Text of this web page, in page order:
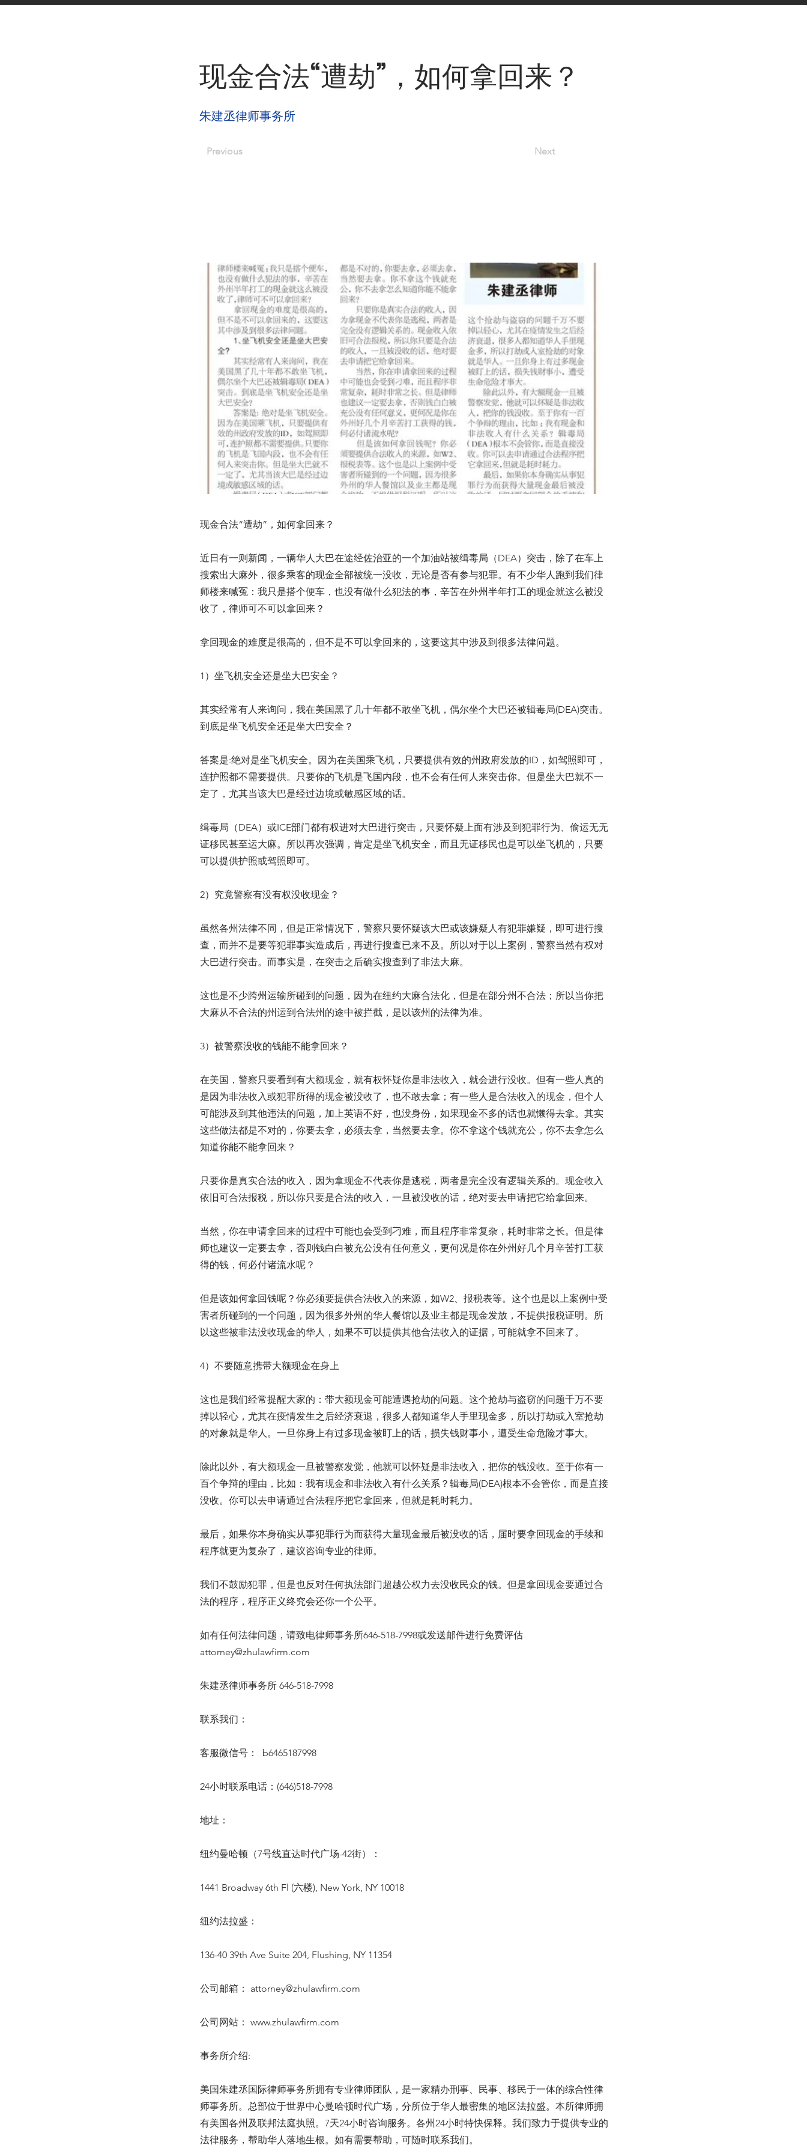
现金合法“遭劫”，如何拿回来？
朱建丞律师事务所
Previous Next
现金合法“遭劫”，如何拿回来？
近日有一则新闻，一辆华人大巴在途经佐治亚的一个加油站被缉毒局（DEA）突击，除了在车上
搜索出大麻外，很多乘客的现金全部被统一没收，无论是否有参与犯罪。有不少华人跑到我们律
师楼来喊冤：我只是搭个便车，也没有做什么犯法的事，辛苦在外州半年打工的现金就这么被没
收了，律师可不可以拿回来？
拿回现金的难度是很高的，但不是不可以拿回来的，这要这其中涉及到很多法律问题。
1）坐飞机安全还是坐大巴安全？
其实经常有人来询问，我在美国黑了几十年都不敢坐飞机，偶尔坐个大巴还被辑毒局(DEA)突击。
到底是坐飞机安全还是坐大巴安全？
答案是:绝对是坐飞机安全。因为在美国乘飞机，只要提供有效的州政府发放的ID，如驾照即可，
连护照都不需要提供。只要你的飞机是飞国内段，也不会有任何人来突击你。但是坐大巴就不一
定了，尤其当该大巴是经过边境或敏感区域的话。
缉毒局（DEA）或ICE部门都有权进对大巴进行突击，只要怀疑上面有涉及到犯罪行为、偷运无无
证移民甚至运大麻。所以再次强调，肯定是坐飞机安全，而且无证移民也是可以坐飞机的，只要
可以提供护照或驾照即可。
2）究竟警察有没有权没收现金？
虽然各州法律不同，但是正常情况下，警察只要怀疑该大巴或该嫌疑人有犯罪嫌疑，即可进行搜
查，而并不是要等犯罪事实造成后，再进行搜查已来不及。所以对于以上案例，警察当然有权对
大巴进行突击。而事实是，在突击之后确实搜查到了非法大麻。
这也是不少跨州运输所碰到的问题，因为在纽约大麻合法化，但是在部分州不合法；所以当你把
大麻从不合法的州运到合法州的途中被拦截，是以该州的法律为准。
3）被警察没收的钱能不能拿回来？
在美国，警察只要看到有大额现金，就有权怀疑你是非法收入，就会进行没收。但有一些人真的
是因为非法收入或犯罪所得的现金被没收了，也不敢去拿；有一些人是合法收入的现金，但个人
可能涉及到其他违法的问题，加上英语不好，也没身份，如果现金不多的话也就懒得去拿。其实
这些做法都是不对的，你要去拿，必须去拿，当然要去拿。你不拿这个钱就充公，你不去拿怎么
知道你能不能拿回来？
只要你是真实合法的收入，因为拿现金不代表你是逃税，两者是完全没有逻辑关系的。现金收入
依旧可合法报税，所以你只要是合法的收入，一旦被没收的话，绝对要去申请把它给拿回来。
当然，你在申请拿回来的过程中可能也会受到刁难，而且程序非常复杂，耗时非常之长。但是律
师也建议一定要去拿，否则钱白白被充公没有任何意义，更何况是你在外州好几个月辛苦打工获
得的钱，何必付诸流水呢？
但是该如何拿回钱呢？你必须要提供合法收入的来源，如W2、报税表等。这个也是以上案例中受
害者所碰到的一个问题，因为很多外州的华人餐馆以及业主都是现金发放，不提供报税证明。所
以这些被非法没收现金的华人，如果不可以提供其他合法收入的证据，可能就拿不回来了。
4）不要随意携带大额现金在身上
这也是我们经常提醒大家的：带大额现金可能遭遇抢劫的问题。这个抢劫与盗窃的问题千万不要
掉以轻心，尤其在疫情发生之后经济衰退，很多人都知道华人手里现金多，所以打劫或入室抢劫
的对象就是华人。一旦你身上有过多现金被盯上的话，损失钱财事小，遭受生命危险才事大。
除此以外，有大额现金一旦被警察发觉，他就可以怀疑是非法收入，把你的钱没收。至于你有一
百个争辩的理由，比如：我有现金和非法收入有什么关系？辑毒局(DEA)根本不会管你，而是直接
没收。你可以去申请通过合法程序把它拿回来，但就是耗时耗力。
最后，如果你本身确实从事犯罪行为而获得大量现金最后被没收的话，届时要拿回现金的手续和
程序就更为复杂了，建议咨询专业的律师。
我们不鼓励犯罪，但是也反对任何执法部门超越公权力去没收民众的钱。但是拿回现金要通过合
法的程序，程序正义终究会还你一个公平。
如有任何法律问题，请致电律师事务所646-518-7998或发送邮件进行免费评估
attorney@zhulawfirm.com
朱建丞律师事务所 646-518-7998
联系我们：
客服微信号： b6465187998
24小时联系电话：(646)518-7998
地址：
纽约曼哈顿（7号线直达时代广场-42街）：
1441 Broadway 6th Fl (六楼), New York, NY 10018
纽约法拉盛：
136-40 39th Ave Suite 204, Flushing, NY 11354
公司邮箱： attorney@zhulawfirm.com
公司网站： www.zhulawfirm.com
事务所介绍:
美国朱建丞国际律师事务所拥有专业律师团队，是一家精办刑事、民事、移民于一体的综合性律
师事务所。总部位于世界中心曼哈顿时代广场，分所位于华人最密集的地区法拉盛。本所律师拥
有美国各州及联邦法庭执照。7天24小时咨询服务。各州24小时特快保释。我们致力于提供专业的
法律服务，帮助华人落地生根。如有需要帮助，可随时联系我们。